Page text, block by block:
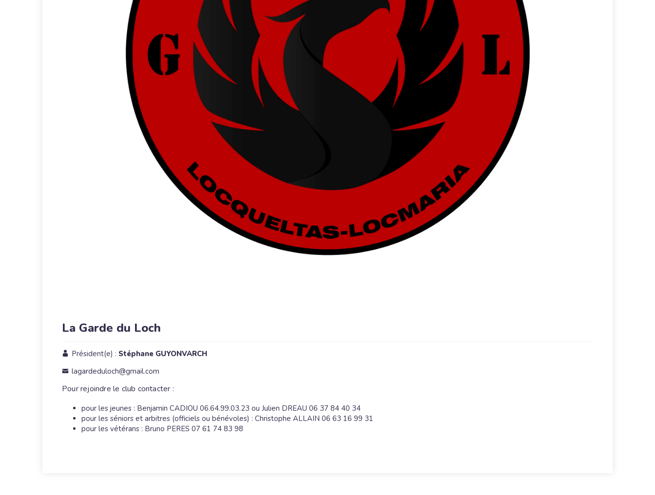
La Garde du Loch
Président(e) : Stéphane GUYONVARCH
lagardeduloch@gmail.com
Pour rejoindre le club contacter :
pour les jeunes : Benjamin CADIOU 06.64.99.03.23 ou Julien DREAU 06 37 84 40 34
pour les séniors et arbitres (officiels ou bénévoles) : Christophe ALLAIN 06 63 16 99 31
pour les vétérans : Bruno PERES 07 61 74 83 98